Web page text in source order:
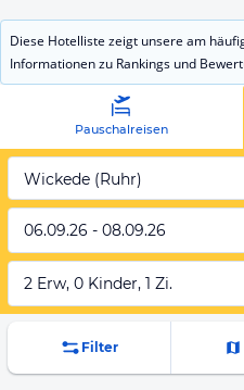
Diese Hotelliste zeigt unsere am
Informationen zu Rankings und
Pauschalreisen
Wickede (Ruhr)
06.09.26 - 08.09.26
2 Erw, 0 Kinder, 1 Zi.
Filter